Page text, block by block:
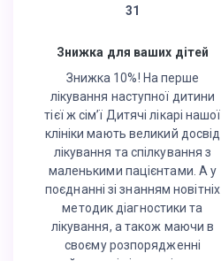
31
Знижка для ваших дітей
Знижка 10%! На перше
лікування наступної дитини
тієї ж сім’ї Дитячі лікарі нашої
клініки мають великий досвід
лікування та спілкування з
маленькими пацієнтами. А у
поєднанні зі знанням новітніх
методик діагностики та
лікування, а також маючи в
своєму розпорядженні